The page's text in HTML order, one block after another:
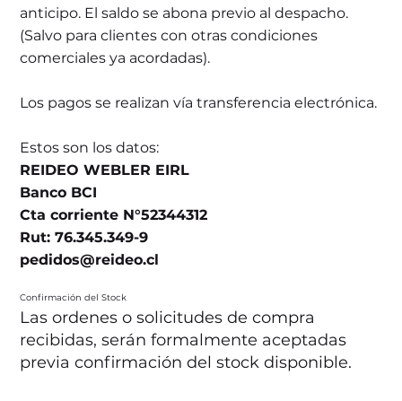
anticipo. El saldo se abona previo al despacho.
(Salvo para clientes con otras condiciones
comerciales ya acordadas).
Los pagos se realizan vía transferencia electrónica.
Estos son los datos:
REIDEO WEBLER EIRL
Banco BCI
Cta corriente N°52344312
Rut: 76.345.349-9
pedidos@reideo.cl
Confirmación del Stock
Las ordenes o solicitudes de compra
recibidas, serán formalmente aceptadas
previa confirmación del stock disponible.